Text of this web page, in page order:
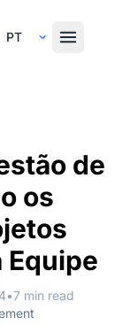
Select Language
de
os
Equipe
•7 min read